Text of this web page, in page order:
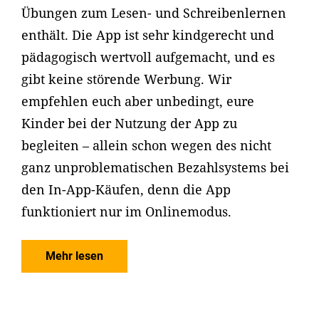
Übungen zum Lesen- und Schreibenlernen
enthält. Die App ist sehr kindgerecht und
pädagogisch wertvoll aufgemacht, und es
gibt keine störende Werbung. Wir
empfehlen euch aber unbedingt, eure
Kinder bei der Nutzung der App zu
begleiten – allein schon wegen des nicht
ganz unproblematischen Bezahlsystems bei
den In-App-Käufen, denn die App
funktioniert nur im Onlinemodus.
Mehr lesen